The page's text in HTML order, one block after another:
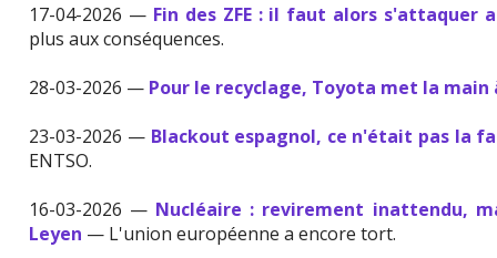
17-04-2026 — Fin des ZFE : il faut alors s'attaquer
plus aux conséquences.
28-03-2026 — Pour le recyclage, Toyota met la
23-03-2026 — Blackout espagnol, ce n'était pas la
ENTSO.
16-03-2026 — Nucléaire : revirement inattendu,
Leyen — L'union européenne a encore tort.